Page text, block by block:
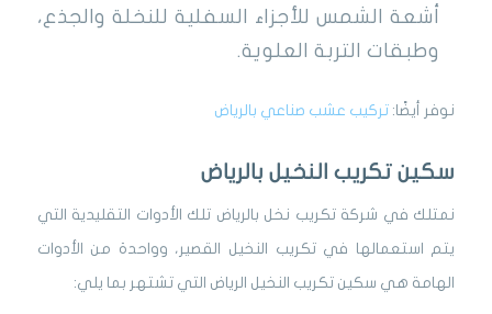
أشعة الشمس للأجزاء السفلية للنخلة والجذع،
وطبقات التربة العلوية.
نوفر أيضًا: تركيب عشب صناعي بالرياض
سكين تكريب النخيل بالرياض
نمتلك في شركة تكريب نخل بالرياض تلك الأدوات التقليدية التي
يتم استعمالها في تكريب النخيل القصير، وواحدة من الأدوات
الهامة هي سكين تكريب النخيل الرياض التي تشتهر بما يلي: